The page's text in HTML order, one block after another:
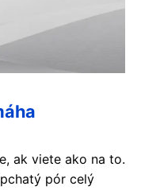
ak viete ako na to.
pór celý